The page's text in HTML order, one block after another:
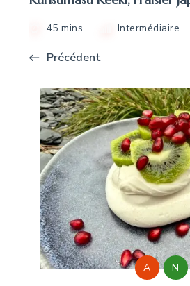
45 mins Intermédiaire
Précédent
A N